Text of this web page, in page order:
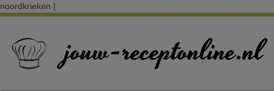
noordkrieken |